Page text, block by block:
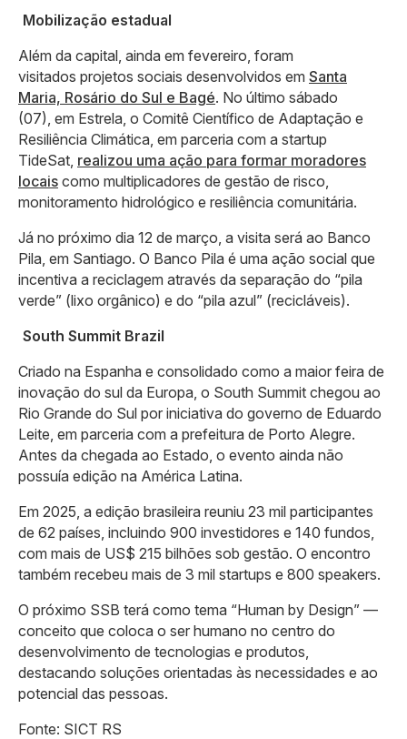
Mobilização estadual
Além da capital, ainda em fevereiro, foram
visitados projetos sociais desenvolvidos em Santa
Maria, Rosário do Sul e Bagé. No último sábado
(07), em Estrela, o Comitê Científico de Adaptação e
Resiliência Climática, em parceria com a startup
TideSat, realizou uma ação para formar moradores
locais como multiplicadores de gestão de risco,
monitoramento hidrológico e resiliência comunitária.
Já no próximo dia 12 de março, a visita será ao Banco
Pila, em Santiago. O Banco Pila é uma ação social que
incentiva a reciclagem através da separação do “pila
verde” (lixo orgânico) e do “pila azul” (recicláveis).
South Summit Brazil
Criado na Espanha e consolidado como a maior feira de
inovação do sul da Europa, o South Summit chegou ao
Rio Grande do Sul por iniciativa do governo de Eduardo
Leite, em parceria com a prefeitura de Porto Alegre.
Antes da chegada ao Estado, o evento ainda não
possuía edição na América Latina.
Em 2025, a edição brasileira reuniu 23 mil participantes
de 62 países, incluindo 900 investidores e 140 fundos,
com mais de US$ 215 bilhões sob gestão. O encontro
também recebeu mais de 3 mil startups e 800 speakers.
O próximo SSB terá como tema “Human by Design” —
conceito que coloca o ser humano no centro do
desenvolvimento de tecnologias e produtos,
destacando soluções orientadas às necessidades e ao
potencial das pessoas.
Fonte: SICT RS